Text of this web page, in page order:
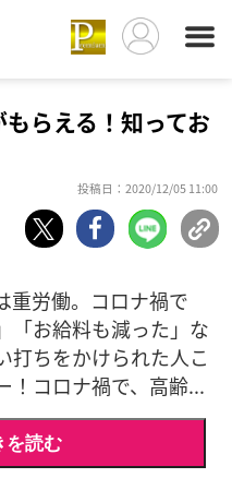
らえる！知ってお
投稿日：2020/12/05 11:00
重労働。コロナ禍で
「お給料も減った」な
打ちをかけられた人こ
！コロナ禍で、高齢...
を読む